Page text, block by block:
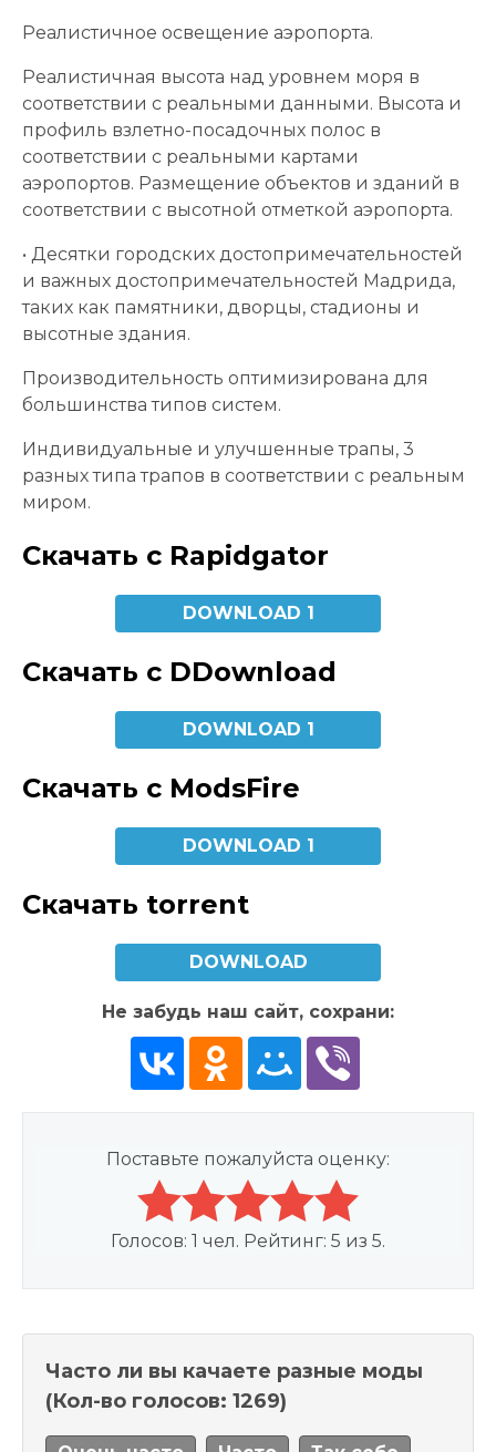
Реалистичное освещение аэропорта.
Реалистичная высота над уровнем моря в
соответствии с реальными данными. Высота и
профиль взлетно-посадочных полос в
соответствии с реальными картами
аэропортов. Размещение объектов и зданий в
соответствии с высотной отметкой аэропорта.
• Десятки городских достопримечательностей
и важных достопримечательностей Мадрида,
таких как памятники, дворцы, стадионы и
высотные здания.
Производительность оптимизирована для
большинства типов систем.
Индивидуальные и улучшенные трапы, 3
разных типа трапов в соответствии с реальным
миром.
Скачать с Rapidgator
DOWNLOAD 1
Скачать с DDownload
DOWNLOAD 1
Скачать с ModsFire
DOWNLOAD 1
Скачать torrent
DOWNLOAD
Не забудь наш сайт, сохрани:
Поставьте пожалуйста оценку:
Голосов: 1 чел. Рейтинг: 5 из 5.
Часто ли вы качаете разные моды
(Кол-во голосов: 1269)